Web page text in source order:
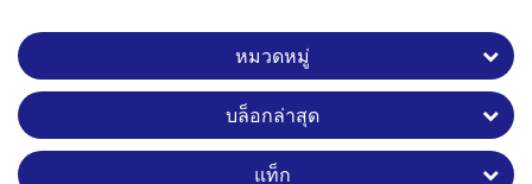
หมวดหมู่
บล็อกล่าสุด
แท็ก